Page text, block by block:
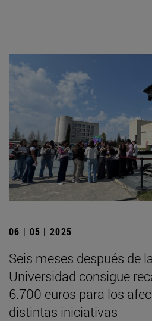
06 | 05 | 2025
Seis meses después de
Universidad consigue
6.700 euros para los
distintas iniciativas